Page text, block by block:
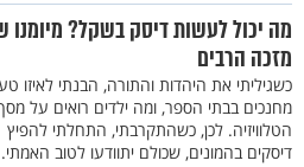
מה יכול לעשות דיסק בשקל? מיומנו
מזכה הרבים
כשגיליתי את היהדות והתורה, הבנתי לאיזו
מחנכים בבתי הספר, ומה ילדים רואים על
הטלוויזיה. לכן, כשהתקרבתי, התחלתי להפיץ
דיסקים בהמונים, שכולם יתוודעו לטוב האמתי.